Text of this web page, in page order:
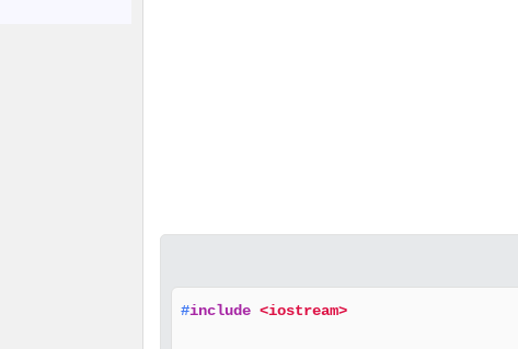
#include <iostream>